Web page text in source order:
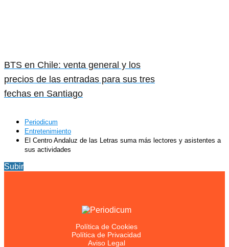
BTS en Chile: venta general y los
precios de las entradas para sus tres
fechas en Santiago
Periodicum
Entretenimiento
El Centro Andaluz de las Letras suma más lectores y asistentes a
sus actividades
Subir
Política de Cookies
Política de Privacidad
Aviso Legal